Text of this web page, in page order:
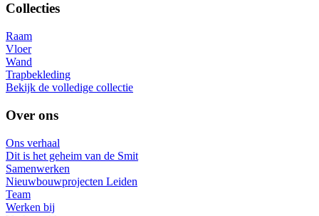
Collecties
Raam
Vloer
Wand
Trapbekleding
Bekijk de volledige collectie
Over ons
Ons verhaal
Dit is het geheim van de Smit
Samenwerken
Nieuwbouwprojecten Leiden
Team
Werken bij